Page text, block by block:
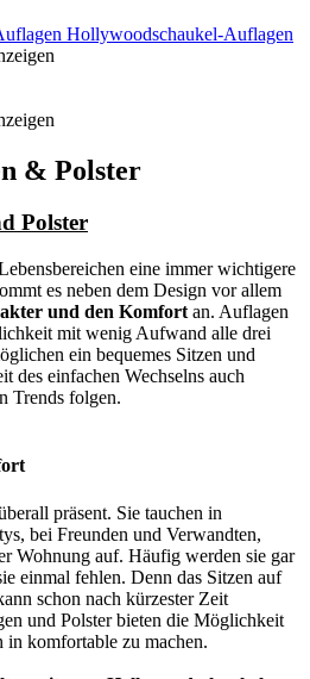
Hollywoodschaukel-Auflagen
& Polster
Polster
eine immer wichtigere
es neben dem Design vor allem
und den Komfort an. Auflagen
mit wenig Aufwand alle drei
ein bequemes Sitzen und
des einfachen Wechselns auch
Trends folgen.
präsent. Sie tauchen in
bei Freunden und Verwandten,
Wohnung auf. Häufig werden sie gar
einmal fehlen. Denn das Sitzen auf
schon nach kürzester Zeit
und Polster bieten die Möglichkeit
in komfortable zu machen.